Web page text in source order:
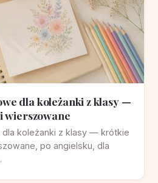
dla koleżanki z klasy —
wierszowane
dla koleżanki z klasy — krótkie
po angielsku, dla